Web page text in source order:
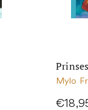
Mylo